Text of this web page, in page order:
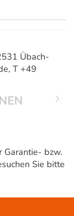
Übach-
T +49
Garantie- bzw.
Sie bitte